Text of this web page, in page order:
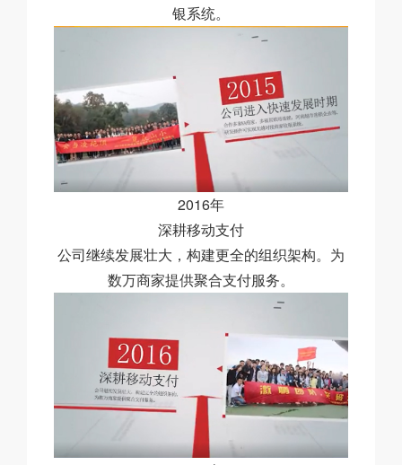
银系统。
2016年
深耕移动支付
公司继续发展壮大，构建更全的组织架构。为
数万商家提供聚合支付服务。